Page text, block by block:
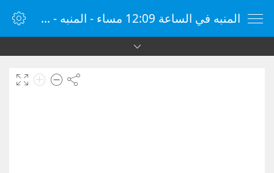
المنبه في الساعة 12:09 مساء - المنبه - ساعة منبه الإنترنت